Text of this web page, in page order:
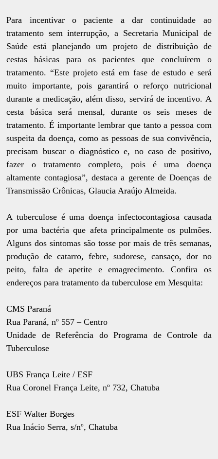
Para incentivar o paciente a dar continuidade ao
tratamento sem interrupção, a Secretaria Municipal de
Saúde está planejando um projeto de distribuição de
cestas básicas para os pacientes que concluírem o
tratamento. “Este projeto está em fase de estudo e será
muito importante, pois garantirá o reforço nutricional
durante a medicação, além disso, servirá de incentivo. A
cesta básica será mensal, durante os seis meses de
tratamento. É importante lembrar que tanto a pessoa com
suspeita da doença, como as pessoas de sua convivência,
precisam buscar o diagnóstico e, no caso de positivo,
fazer o tratamento completo, pois é uma doença
altamente contagiosa”, destaca a gerente de Doenças de
Transmissão Crônicas, Glaucia Araújo Almeida.
A tuberculose é uma doença infectocontagiosa causada
por uma bactéria que afeta principalmente os pulmões.
Alguns dos sintomas são tosse por mais de três semanas,
produção de catarro, febre, sudorese, cansaço, dor no
peito, falta de apetite e emagrecimento. Confira os
endereços para tratamento da tuberculose em Mesquita:
CMS Paraná
Rua Paraná, nº 557 – Centro
Unidade de Referência do Programa de Controle da
Tuberculose
UBS França Leite / ESF
Rua Coronel França Leite, nº 732, Chatuba
ESF Walter Borges
Rua Inácio Serra, s/nº, Chatuba